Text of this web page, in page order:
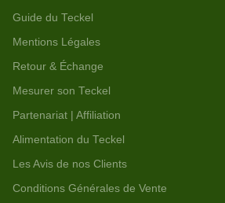
Guide du Teckel
Mentions Légales
Retour & Échange
Mesurer son Teckel
Partenariat | Affiliation
Alimentation du Teckel
Les Avis de nos Clients
Conditions Générales de Vente